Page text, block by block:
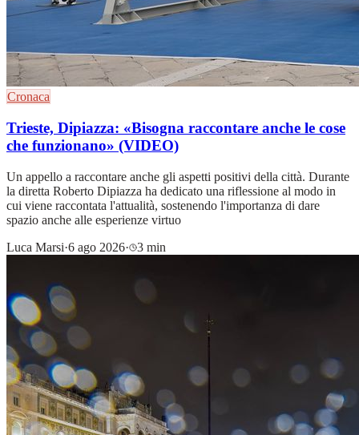
Cronaca
Trieste, Dipiazza: «Bisogna raccontare anche le cose
che funzionano» (VIDEO)
Un appello a raccontare anche gli aspetti positivi della città. Durante
la diretta Roberto Dipiazza ha dedicato una riflessione al modo in
cui viene raccontata l'attualità, sostenendo l'importanza di dare
spazio anche alle esperienze virtuo
Luca Marsi·6 ago 2026· 3 min